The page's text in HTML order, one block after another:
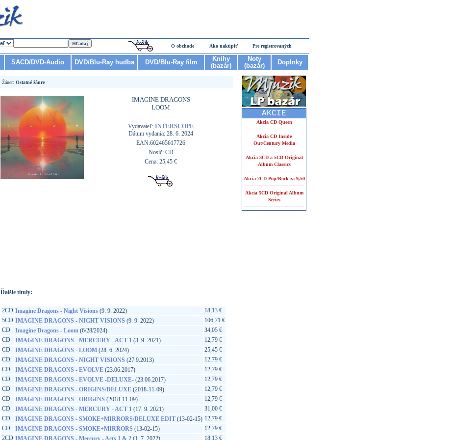
O obchode Ako nakúpiť Pre registrovaných
SACD/DVD-Audio DVD/Blu-Ray hudba DVD/Blu-Ray film
Knihy
(bazár)
Noty
(bazár)
Doplnky
Žáner: Ostatné žánre
IMAGINE DRAGONS
LOOM
Vydavateľ: INTERSCOPE
Dátum vydania: 28. 6. 2024
EAN:602465617726
Nosič: CD
Cena: 25,45 €
Ďalšie tituly:
2CD Imagine Dragons - Night Visions (9. 9. 2022)
18,13 €
5CD IMAGINE DRAGONS - NIGHT VISIONS (9. 9. 2022)
106,71 €
CD
Imagine Dragons - Loom (6/28/2024)
34,05 €
CD
IMAGINE DRAGONS - MERCURY - ACT 1 (3. 9. 2021)
12,79 €
CD
IMAGINE DRAGONS - LOOM (28. 6. 2024)
25,45 €
CD
IMAGINE DRAGONS - NIGHT VISIONS (27.9.2013)
12,79 €
CD
IMAGINE DRAGONS - EVOLVE (23.06.2017)
12,79 €
CD
IMAGINE DRAGONS - EVOLVE -DELUXE- (23.06.2017)
12,79 €
CD
IMAGINE DRAGONS - ORIGINS/DELUXE (2018-11-09)
12,79 €
CD
IMAGINE DRAGONS - ORIGINS (2018-11-09)
12,79 €
CD
IMAGINE DRAGONS - MERCURY - ACT 1 (17. 9. 2021)
31,00 €
CD
IMAGINE DRAGONS - SMOKE+MIRRORS/DELUXE EDIT (13-02-15) 12,79 €
CD
IMAGINE DRAGONS - SMOKE+MIRRORS (13-02-15)
12,79 €
2CD IMAGINE DRAGONS - Mercury - Acts 1 & 2 (1. 7. 2022) 18,13 €
AKCIE
Akcia CD Queen
Akcia CD Inside
Out/Century Media
Akcia 3CD a 5CD Original
Album Classics
Akcia 2CD Pop/Rock za 9,50
Akcia 5CD Original Album
Series